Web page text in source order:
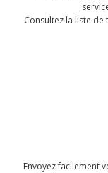
Consultez la liste de
Envoyez facilement